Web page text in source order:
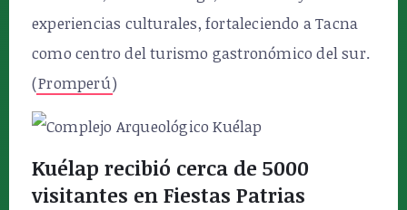
experiencias culturales, fortaleciendo a Tacna
como centro del turismo gastronómico del sur.
(Promperú)
Kuélap recibió cerca de 5000
visitantes en Fiestas Patrias